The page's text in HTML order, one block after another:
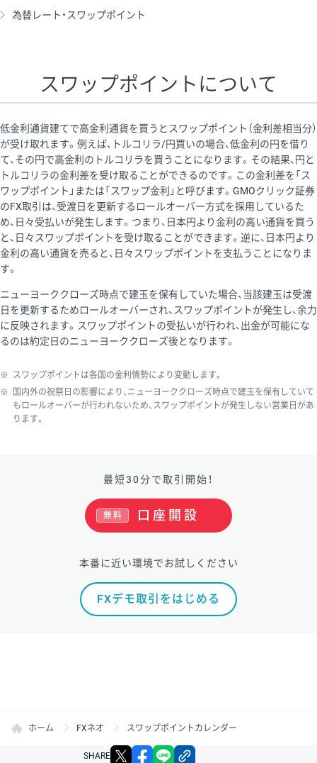
為替レート・スワップポイント
スワップポイントについて
低金利通貨建てで高金利通貨を買うとスワップポイント（金利差相当分）
が受け取れます。例えば、トルコリラ/円買いの場合、低金利の円を借り
て、その円で高金利のトルコリラを買うことになります。その結果、円と
トルコリラの金利差を受け取ることができるのです。この金利差を「ス
ワップポイント」または「スワップ金利」と呼びます。GMOクリック証券
のFX取引は、受渡日を更新するロールオーバー方式を採用しているた
め、日々受払いが発生します。つまり、日本円より金利の高い通貨を買う
と、日々スワップポイントを受け取ることができます。逆に、日本円より
金利の高い通貨を売ると、日々スワップポイントを支払うことになりま
す。
ニューヨーククローズ時点で建玉を保有していた場合、当該建玉は受渡
日を更新するためロールオーバーされ、スワップポイントが発生し、余力
に反映されます。スワップポイントの受払いが行われ、出金が可能にな
るのは約定日のニューヨーククローズ後となります。
※ スワップポイントは各国の金利情勢により変動します。
※
国内外の祝祭日の影響により、ニューヨーククローズ時点で建玉を保有していて
もロールオーバーが行われないため、スワップポイントが発生しない営業日があ
ります。
最短30分で取引開始！
口座開設
無料
本番に近い環境でお試しください
FXデモ取引をはじめる
ホーム FXネオ スワップポイントカレンダー
SHARE X facebook